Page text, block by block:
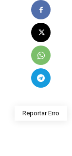
Reportar Erro